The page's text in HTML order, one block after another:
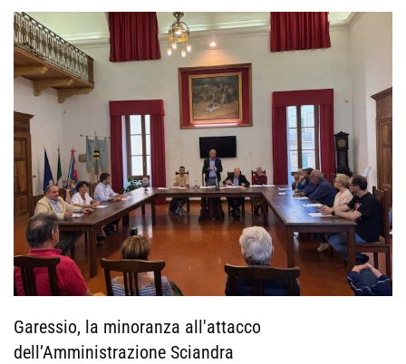
Garessio, la minoranza all'attacco
dell’Amministrazione Sciandra